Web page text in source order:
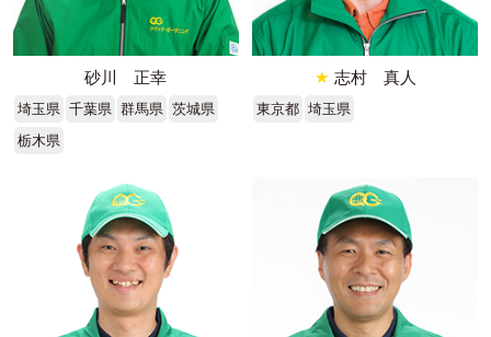
砂川 正幸
埼玉県 千葉県 群馬県 茨城県
栃木県
★ 志村 真人
東京都 埼玉県